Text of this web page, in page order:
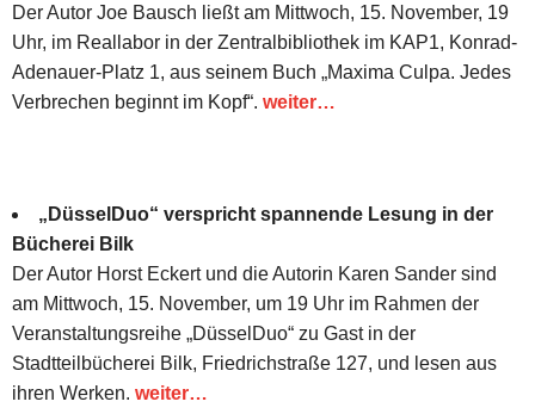
Der Autor Joe Bausch ließt am Mittwoch, 15. November, 19
Uhr, im Reallabor in der Zentralbibliothek im KAP1, Konrad-
Adenauer-Platz 1, aus seinem Buch „Maxima Culpa. Jedes
Verbrechen beginnt im Kopf“. weiter…
„DüsselDuo“ verspricht spannende Lesung in der
Bücherei Bilk
Der Autor Horst Eckert und die Autorin Karen Sander sind
am Mittwoch, 15. November, um 19 Uhr im Rahmen der
Veranstaltungsreihe „DüsselDuo“ zu Gast in der
Stadtteilbücherei Bilk, Friedrichstraße 127, und lesen aus
ihren Werken. weiter…